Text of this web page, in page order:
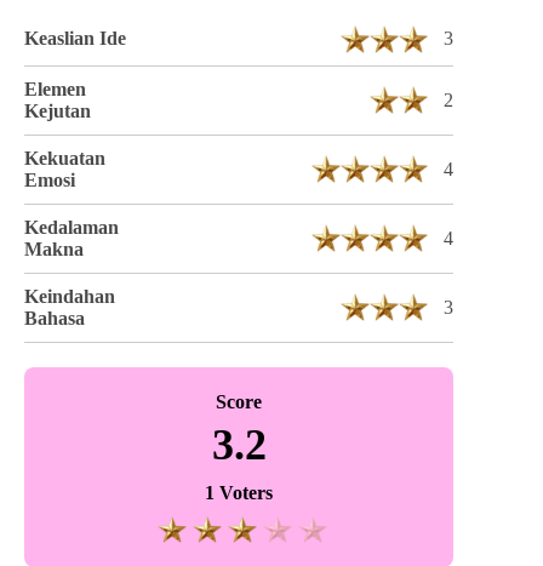
Keaslian Ide 3
Elemen
Kejutan
2
Kekuatan
Emosi
4
Kedalaman
Makna
4
Keindahan
Bahasa
3
Score
3.2
1 Voters